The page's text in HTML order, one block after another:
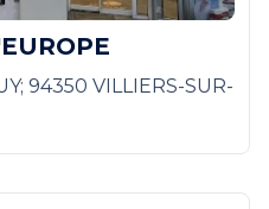
94350 VILLIERS-SUR-